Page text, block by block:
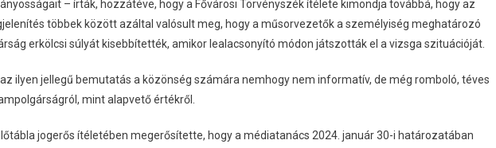
– írták, hozzátéve, hogy a Fővárosi Törvényszék ítélete kimondja továbbá, hogy az
többek között azáltal valósult meg, hogy a műsorvezetők a személyiség meghatározó
erkölcsi súlyát kisebbítették, amikor lealacsonyító módon játszották el a vizsga szituációját.
ilyen jellegű bemutatás a közönség számára nemhogy nem informatív, de még romboló, téves
mint alapvető értékről.
jogerős ítéletében megerősítette, hogy a médiatanács 2024. január 30-i határozatában